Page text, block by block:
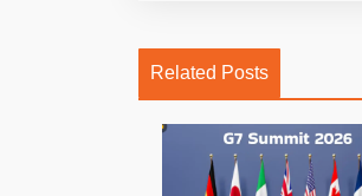
Related Posts